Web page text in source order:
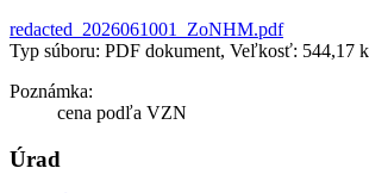
redacted_2026061001_ZoNHM.pdf
Typ súboru: PDF dokument, Veľkosť: 544,17
Poznámka:
cena podľa VZN
Úrad